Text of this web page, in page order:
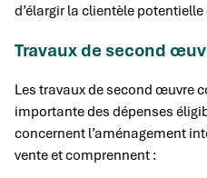
d’élargir la clientèle
Travaux de second
Les travaux de second œuvre
importante des dépenses
concernent l’aménagement
vente et comprennent :